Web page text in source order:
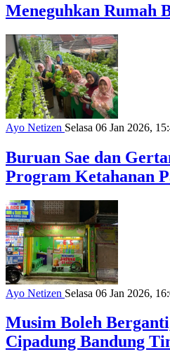
Meneguhkan Rumah
Ayo Netizen Selasa 06 Jan 2026,
Buruan Sae dan
Program Ketahanan
Ayo Netizen Selasa 06 Jan 2026,
Musim Boleh
Cipadung Bandung